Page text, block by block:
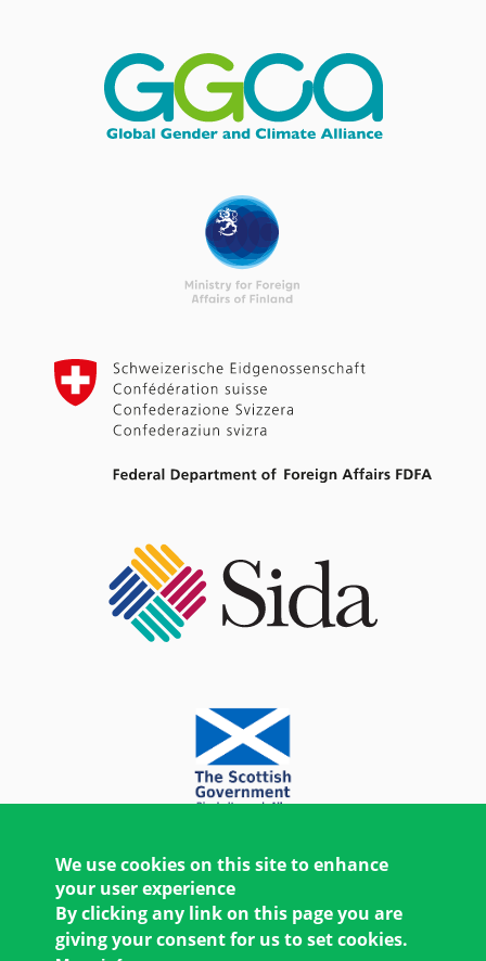
We use cookies on this site to enhance
your user experience
By clicking any link on this page you are
giving your consent for us to set cookies.